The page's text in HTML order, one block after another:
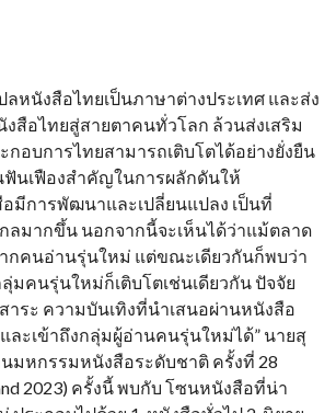
หนังสือไทยเป็นภาษาต่างประเทศ และส่ง
งสือไทยสู่สายตาคนทั่วโลก ล้วนส่งเสริม
อบการไทยสามารถเติบโตได้อย่างยั่งยืน
นฟันเฟืองสำคัญในการผลักดันให้
มีการพัฒนาและเปลี่ยนแปลง เป็นที่
ลมากขึ้น นอกจากนี้จะเห็นได้ว่าแม้ตลาด
ากคนอ่านรุ่นใหม่ แต่ขณะเดียวกันก็พบว่า
มคนรุ่นใหม่ก็เติบโตเช่นเดียวกัน ปัจจัย
าระ ความบันเทิงที่นำเสนอผ่านหนังสือ
ละเข้าถึงกลุ่มผู้อ่านคนรุ่นใหม่ได้” นายสุ
มหกรรมหนังสือระดับชาติ ครั้งที่ 28
2023) ครั้งนี้ พบกับ โซนหนังสือที่น่า